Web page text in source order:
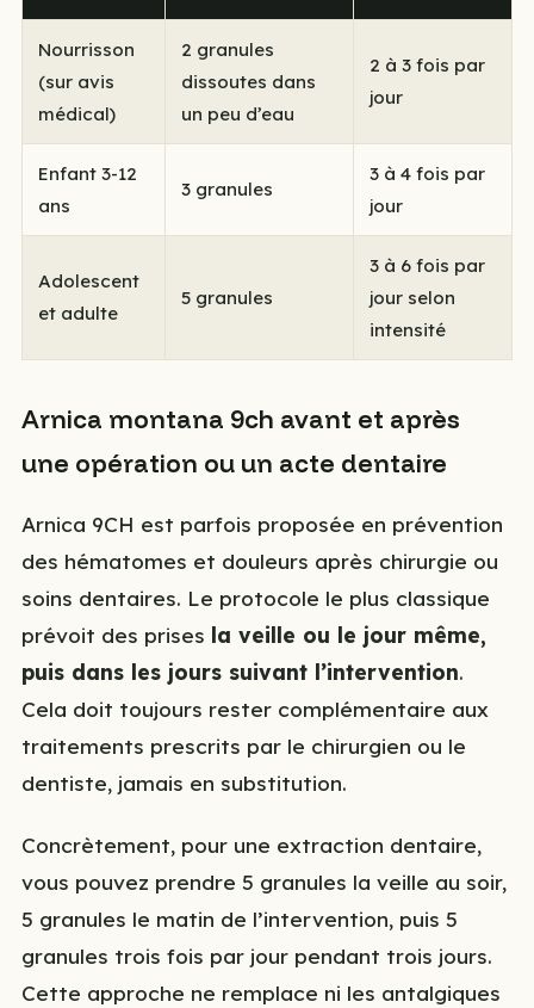
Nourrisson
(sur avis
médical)
2 granules
dissoutes dans
un peu d’eau
2 à 3 fois par
jour
Enfant 3-12
ans
3 granules
3 à 4 fois par
jour
Adolescent
et adulte
5 granules
3 à 6 fois par
jour selon
intensité
Arnica montana 9ch avant et après
une opération ou un acte dentaire
Arnica 9CH est parfois proposée en prévention
des hématomes et douleurs après chirurgie ou
soins dentaires. Le protocole le plus classique
prévoit des prises la veille ou le jour même,
puis dans les jours suivant l’intervention.
Cela doit toujours rester complémentaire aux
traitements prescrits par le chirurgien ou le
dentiste, jamais en substitution.
Concrètement, pour une extraction dentaire,
vous pouvez prendre 5 granules la veille au soir,
5 granules le matin de l’intervention, puis 5
granules trois fois par jour pendant trois jours.
Cette approche ne remplace ni les antalgiques